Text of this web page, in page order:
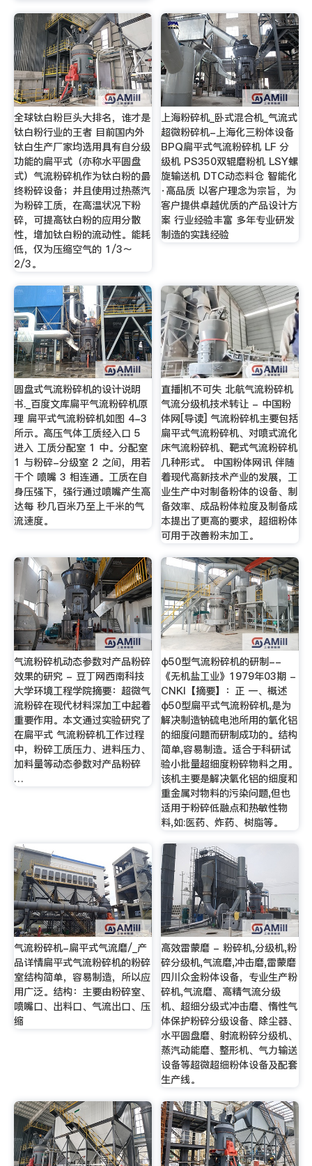
全球钛白粉巨头大排名，谁才是
钛白粉行业的王者 目前国内外
钛白生产厂家均选用具有自分级
功能的扁平式（亦称水平圆盘
式）气流粉碎机作为钛白粉的最
终粉碎设备；并且使用过热蒸汽
为粉碎工质，在高温状况下粉
碎，可提高钛白粉的应用分散
性，增加钛白粉的流动性。能耗
低，仅为压缩空气的 1/3～
2/3。
上海粉碎机_卧式混合机_气流式
超微粉碎机-上海化三粉体设备
BPQ扁平式气流粉碎机 LF 分
级机 PS350双辊磨粉机 LSY螺
旋输送机 DTC动态料仓 智能化
·高品质 以客户理念为宗旨，为
客户提供卓越优质的产品设计方
案 行业经验丰富 多年专业研发
制造的实践经验
圆盘式气流粉碎机的设计说明
书._百度文库扁平气流粉碎机原
理 扁平式气流粉碎机如图 4-3
所示。高压气体工质经入口 5
进入 工质分配室 1 中。分配室
1 与粉碎-分级室 2 之间，用若
干个 喷嘴 3 相连通。工质在自
身压强下，强行通过喷嘴产生高
达每 秒几百米乃至上千米的气
流速度。
直播|机不可失 北航气流粉碎机
气流分级机技术转让 - 中国粉
体网[导读] 气流粉碎机主要包括
扁平式气流粉碎机、对喷式流化
床气流粉碎机、靶式气流粉碎机
几种形式。 中国粉体网讯 伴随
着现代高新技术产业的发展，工
业生产中对制备粉体的设备、制
备效率、成品粉体粒度及制备成
本提出了更高的要求，超细粉体
可用于改善粉末加工。
气流粉碎机动态参数对产品粉碎
效果的研究 - 豆丁网西南科技
大学环境工程学院摘要：超微气
流粉碎在现代材料深加工中起着
重要作用。本文通过实验研究了
在扁平式 气流粉碎机工作过程
中，粉碎工质压力、进料压力、
加料量等动态参数对产品粉碎
…
φ50型气流粉碎机的研制--
《无机盐工业》1979年03期 -
CNKI【摘要】：正 一、概述
φ50型扁平式气流粉碎机,是为
解决制造钠硫电池所用的氧化铝
的细度问题而研制成功的。结构
简单,容易制造。适合于科研试
验小批量超细度粉碎物料之用。
该机主要是解决氧化铝的细度和
重金属对物料的污染问题,但也
适用于粉碎低融点和热敏性物
料,如:医药、炸药、树脂等。
气流粉碎机-扁平式气流磨/_产
品详情扁平式气流粉碎机的粉碎
室结构简单，容易制造，所以应
用广泛。结构：主要由粉碎室、
喷嘴口、出料口、气流出口、压
缩
高效雷蒙磨 - 粉碎机,分级机,粉
碎分级机,气流磨,冲击磨,雷蒙磨
四川众金粉体设备，专业生产粉
碎机,气流磨、高精气流分级
机、超细分级式冲击磨、惰性气
体保护粉碎分级设备、除尘器、
水平圆盘磨、射流粉碎分级机、
蒸汽动能磨、整形机、气力输送
设备等超微超细粉体设备及配套
生产线。